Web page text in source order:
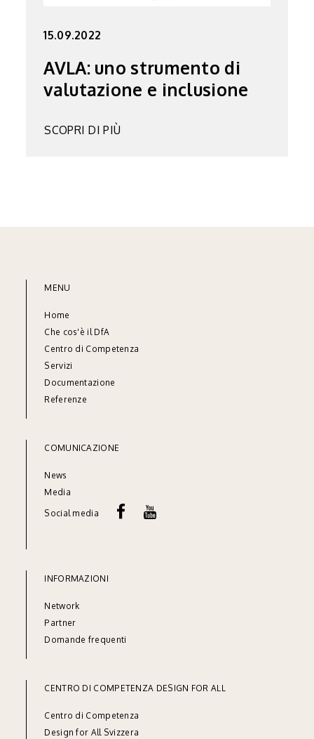
15.09.2022
AVLA: uno strumento di
valutazione e inclusione
SCOPRI DI PIÙ
MENU
Home
Che cos'è il DfA
Centro di Competenza
Servizi
Documentazione
Referenze
COMUNICAZIONE
News
Media
Social media
INFORMAZIONI
Network
Partner
Domande frequenti
CENTRO DI COMPETENZA DESIGN FOR ALL
Centro di Competenza
Design for All Svizzera